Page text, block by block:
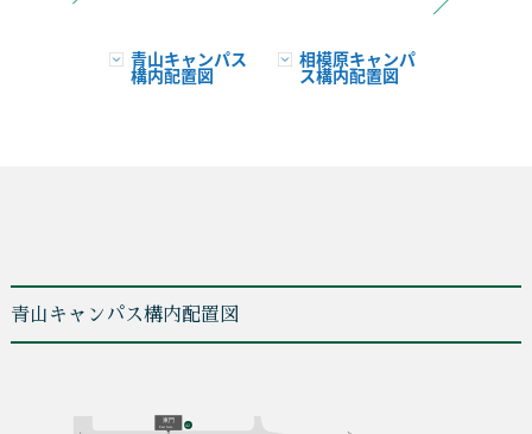
青山キャンパス
構内配置図
相模原キャンパ
ス構内配置図
青山キャンパス構内配置図